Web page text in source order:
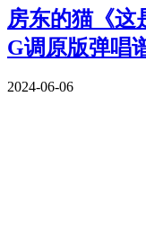
房东的猫《这
G调原版弹唱
2024-06-06